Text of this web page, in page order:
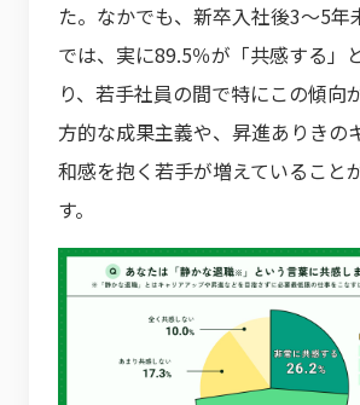
た。なかでも、新卒入社後3～5年
では、実に89.5％が「共感する」
り、若手社員の間で特にこの傾向
方的な成果主義や、昇進ありきの
和感を抱く若手が増えていること
す。